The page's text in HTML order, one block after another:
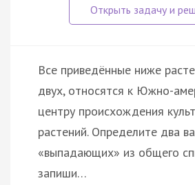
Все приведённые ниже
двух, относятся к Южно-
центру происхождения
растений. Определите два
«выпадающих» из общего
запиши…